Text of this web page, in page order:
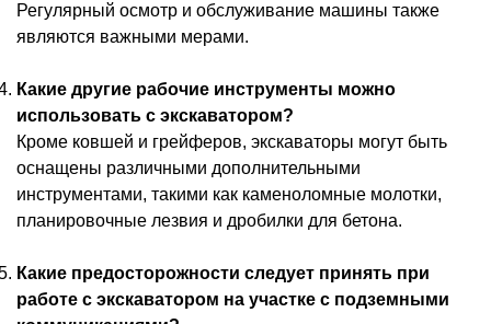
Регулярный осмотр и обслуживание машины также
являются важными мерами.
Какие другие рабочие инструменты можно
использовать с экскаватором?
Кроме ковшей и грейферов, экскаваторы могут быть
оснащены различными дополнительными
инструментами, такими как каменоломные молотки,
планировочные лезвия и дробилки для бетона.
Какие предосторожности следует принять при
работе с экскаватором на участке с подземными